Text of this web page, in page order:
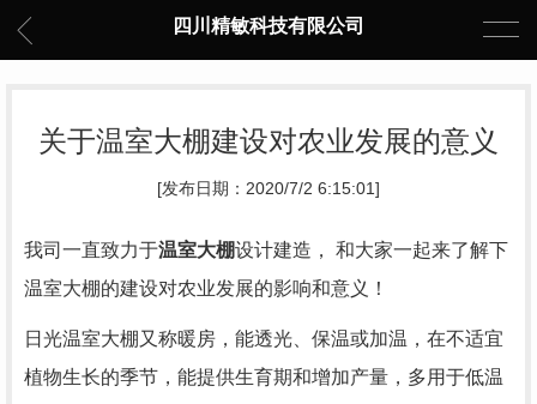
四川精敏科技有限公司
关于温室大棚建设对农业发展的意义
[发布日期：2020/7/2 6:15:01]
我司一直致力于温室大棚设计建造， 和大家一起来了解下
温室大棚的建设对农业发展的影响和意义！
日光温室大棚又称暖房，能透光、保温或加温，在不适宜
植物生长的季节，能提供生育期和增加产量，多用于低温